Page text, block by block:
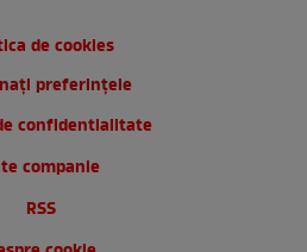
de cookies
preferințele
confidentialitate
companie
RSS